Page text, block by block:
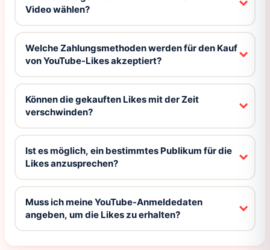
Video wählen?
Welche Zahlungsmethoden werden für den Kauf
von YouTube-Likes akzeptiert?
Können die gekauften Likes mit der Zeit
verschwinden?
Ist es möglich, ein bestimmtes Publikum für die
Likes anzusprechen?
Muss ich meine YouTube-Anmeldedaten
angeben, um die Likes zu erhalten?